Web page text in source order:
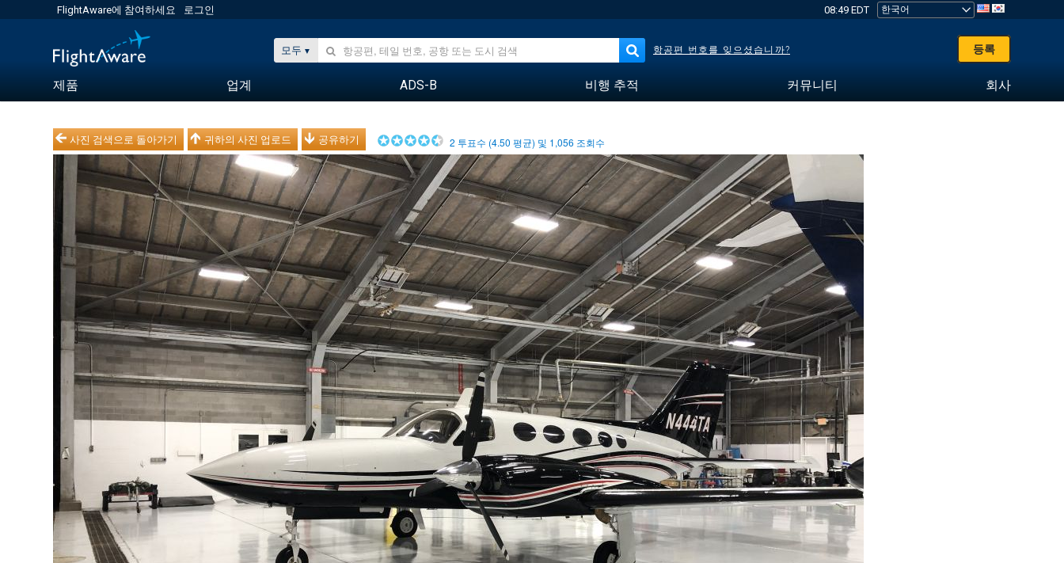
FlightAware에 참여하세요 로그인 08:49 EDT
모두 항공편 번호를 잊으셨습니까? 등록
제품 업계 ADS-B 비행 추적 커뮤니티 회사
사진 검색으로 돌아가기 귀하의 사진 업로드 공유하기 2 투표수 (4.50 평균) 및 1,056 조회수